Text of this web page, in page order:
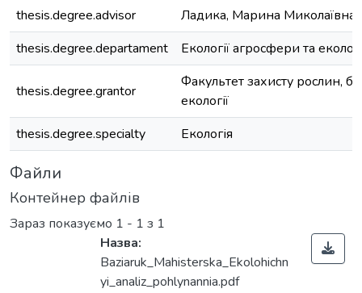
thesis.degree.advisor
Ладика, Марина Миколаївна
thesis.degree.departament
Екології агросфери та
thesis.degree.grantor
Факультет захисту рослин,
екології
thesis.degree.specialty
Екологія
Файли
Контейнер файлів
Зараз показуємо 1 - 1 з 1
Назва:
Baziaruk_Мahisterska_Ekolohichn
yi_analiz_pohlynannia.pdf